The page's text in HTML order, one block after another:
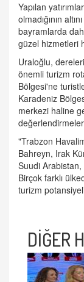
Yapılan
olmadığının
bayramlarda
güzel hizmetleri
Uraloğlu,
önemli turizm
Bölgesi'ne
Karadeniz
merkezi haline
"Trabzon
Bahreyn, Irak
Suudi Arabistan,
Birçok farklı
turizm
DİĞER